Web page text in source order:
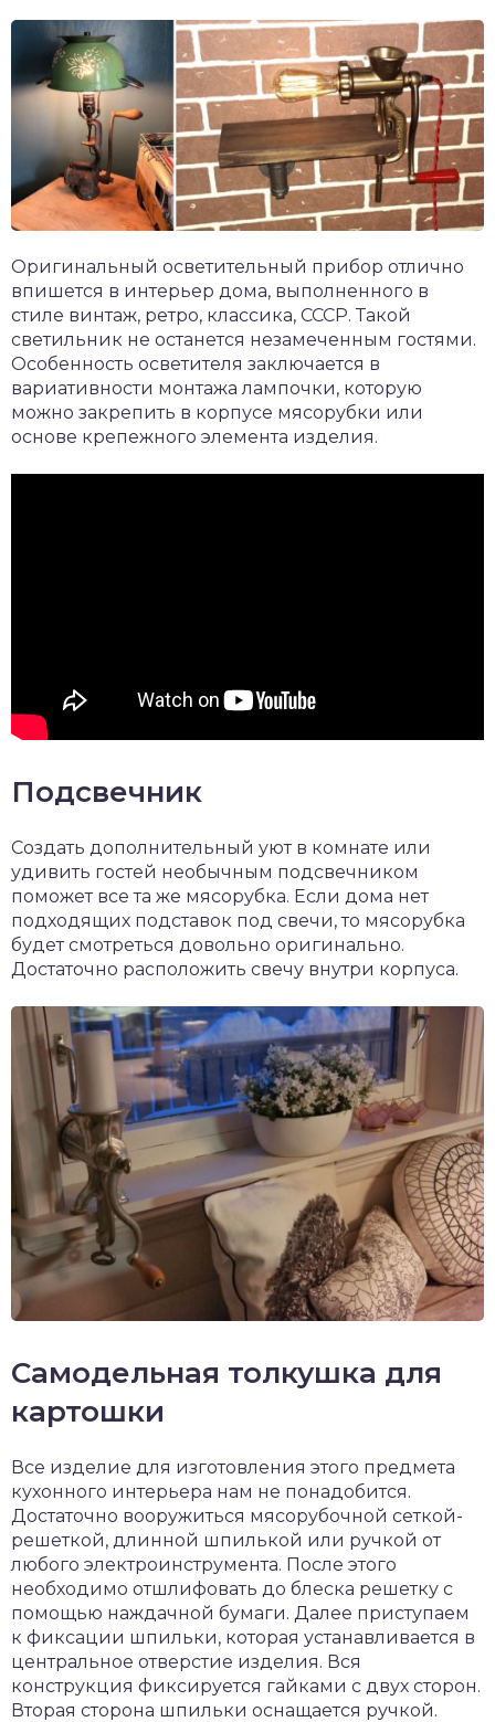
Оригинальный осветительный прибор отлично
впишется в интерьер дома, выполненного в
стиле винтаж, ретро, классика, СССР. Такой
светильник не останется незамеченным гостями.
Особенность осветителя заключается в
вариативности монтажа лампочки, которую
можно закрепить в корпусе мясорубки или
основе крепежного элемента изделия.
Подсвечник
Создать дополнительный уют в комнате или
удивить гостей необычным подсвечником
поможет все та же мясорубка. Если дома нет
подходящих подставок под свечи, то мясорубка
будет смотреться довольно оригинально.
Достаточно расположить свечу внутри корпуса.
Самодельная толкушка для
картошки
Все изделие для изготовления этого предмета
кухонного интерьера нам не понадобится.
Достаточно вооружиться мясорубочной сеткой-
решеткой, длинной шпилькой или ручкой от
любого электроинструмента. После этого
необходимо отшлифовать до блеска решетку с
помощью наждачной бумаги. Далее приступаем
к фиксации шпильки, которая устанавливается в
центральное отверстие изделия. Вся
конструкция фиксируется гайками с двух сторон.
Вторая сторона шпильки оснащается ручкой.